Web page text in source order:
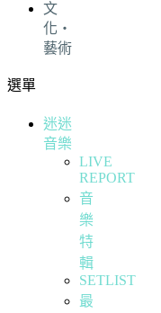
文
化・
藝術
選單
迷迷
音樂
LIVE
REPORT
音
樂
特
輯
SETLIST
最